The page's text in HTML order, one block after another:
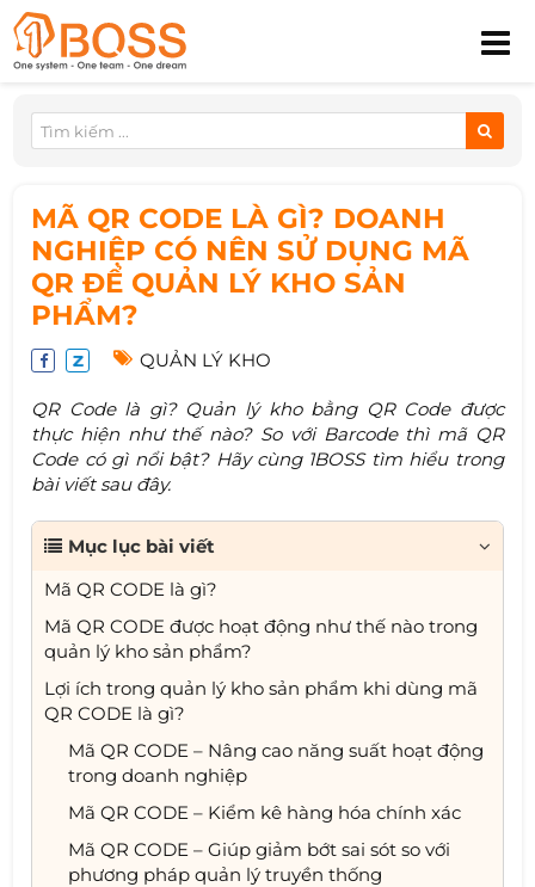
MÃ QR CODE LÀ GÌ? DOANH
NGHIỆP CÓ NÊN SỬ DỤNG MÃ
QR ĐỂ QUẢN LÝ KHO SẢN
PHẨM?
QUẢN LÝ KHO
QR Code là gì? Quản lý kho bằng QR Code được
thực hiện như thế nào? So với Barcode thì mã QR
Code có gì nổi bật? Hãy cùng 1BOSS tìm hiểu trong
bài viết sau đây.
Mục lục bài viết
Mã QR CODE là gì?
Mã QR CODE được hoạt động như thế nào trong
quản lý kho sản phẩm?
Lợi ích trong quản lý kho sản phẩm khi dùng mã
QR CODE là gì?
Mã QR CODE – Nâng cao năng suất hoạt động
trong doanh nghiệp
Mã QR CODE – Kiểm kê hàng hóa chính xác
Mã QR CODE – Giúp giảm bớt sai sót so với
phương pháp quản lý truyền thống